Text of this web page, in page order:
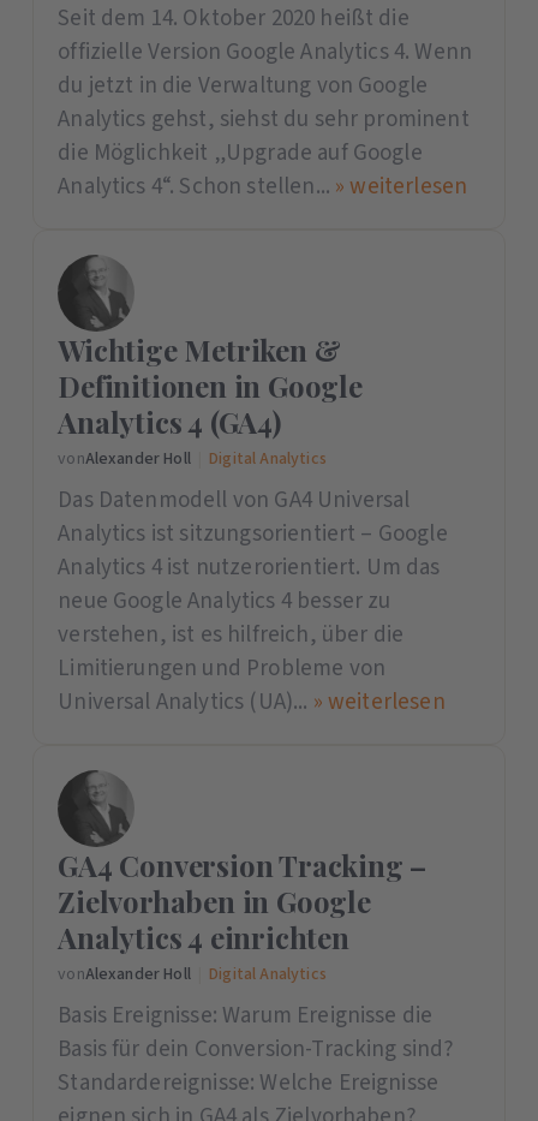
Seit dem 14. Oktober 2020 heißt die
offizielle Version Google Analytics 4. Wenn
du jetzt in die Verwaltung von Google
Analytics gehst, siehst du sehr prominent
die Möglichkeit „Upgrade auf Google
Analytics 4“. Schon stellen... » weiterlesen
Wichtige Metriken &
Definitionen in Google
Analytics 4 (GA4)
vonAlexander Holl Digital Analytics
Das Datenmodell von GA4 Universal
Analytics ist sitzungsorientiert – Google
Analytics 4 ist nutzerorientiert. Um das
neue Google Analytics 4 besser zu
verstehen, ist es hilfreich, über die
Limitierungen und Probleme von
Universal Analytics (UA)... » weiterlesen
GA4 Conversion Tracking –
Zielvorhaben in Google
Analytics 4 einrichten
vonAlexander Holl Digital Analytics
Basis Ereignisse: Warum Ereignisse die
Basis für dein Conversion-Tracking sind?
Standardereignisse: Welche Ereignisse